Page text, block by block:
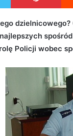
Policji wobec